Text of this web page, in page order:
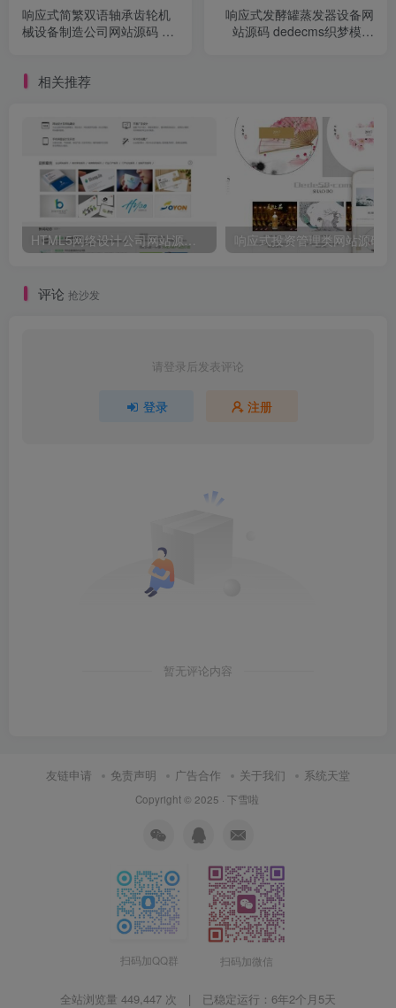
响应式简繁双语轴承齿轮机
械设备制造公司网站源码 织
响应式发酵罐蒸发器设备网
站源码 dedecms织梦模板
相关推荐
HTML5网络设计公司网站源码 织梦dedecms整站模板
评论 抢沙发
请登录后发表评论
登录 注册
暂无评论内容
友链申请 免责声明 广告合作 关于我们 系统天堂
Copyright © 2025 · 下雪啦
扫码加QQ群 扫码加微信
全站浏览量 449,447 次 | 已稳定运行： 6年2个月5天